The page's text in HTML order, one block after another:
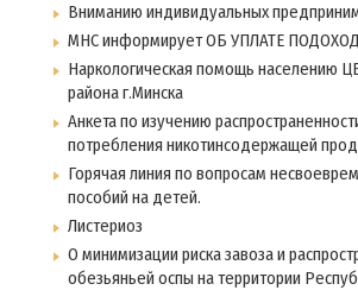
Вниманию индивидуальных
МНС информирует ОБ УПЛАТЕ
Наркологическая помощь населению
района г.Минска
Анкета по изучению
потребления никотинсодержащей
Горячая линия по вопросам
пособий на детей.
Листериоз
О минимизации риска завоза и
обезьяньей оспы на территории